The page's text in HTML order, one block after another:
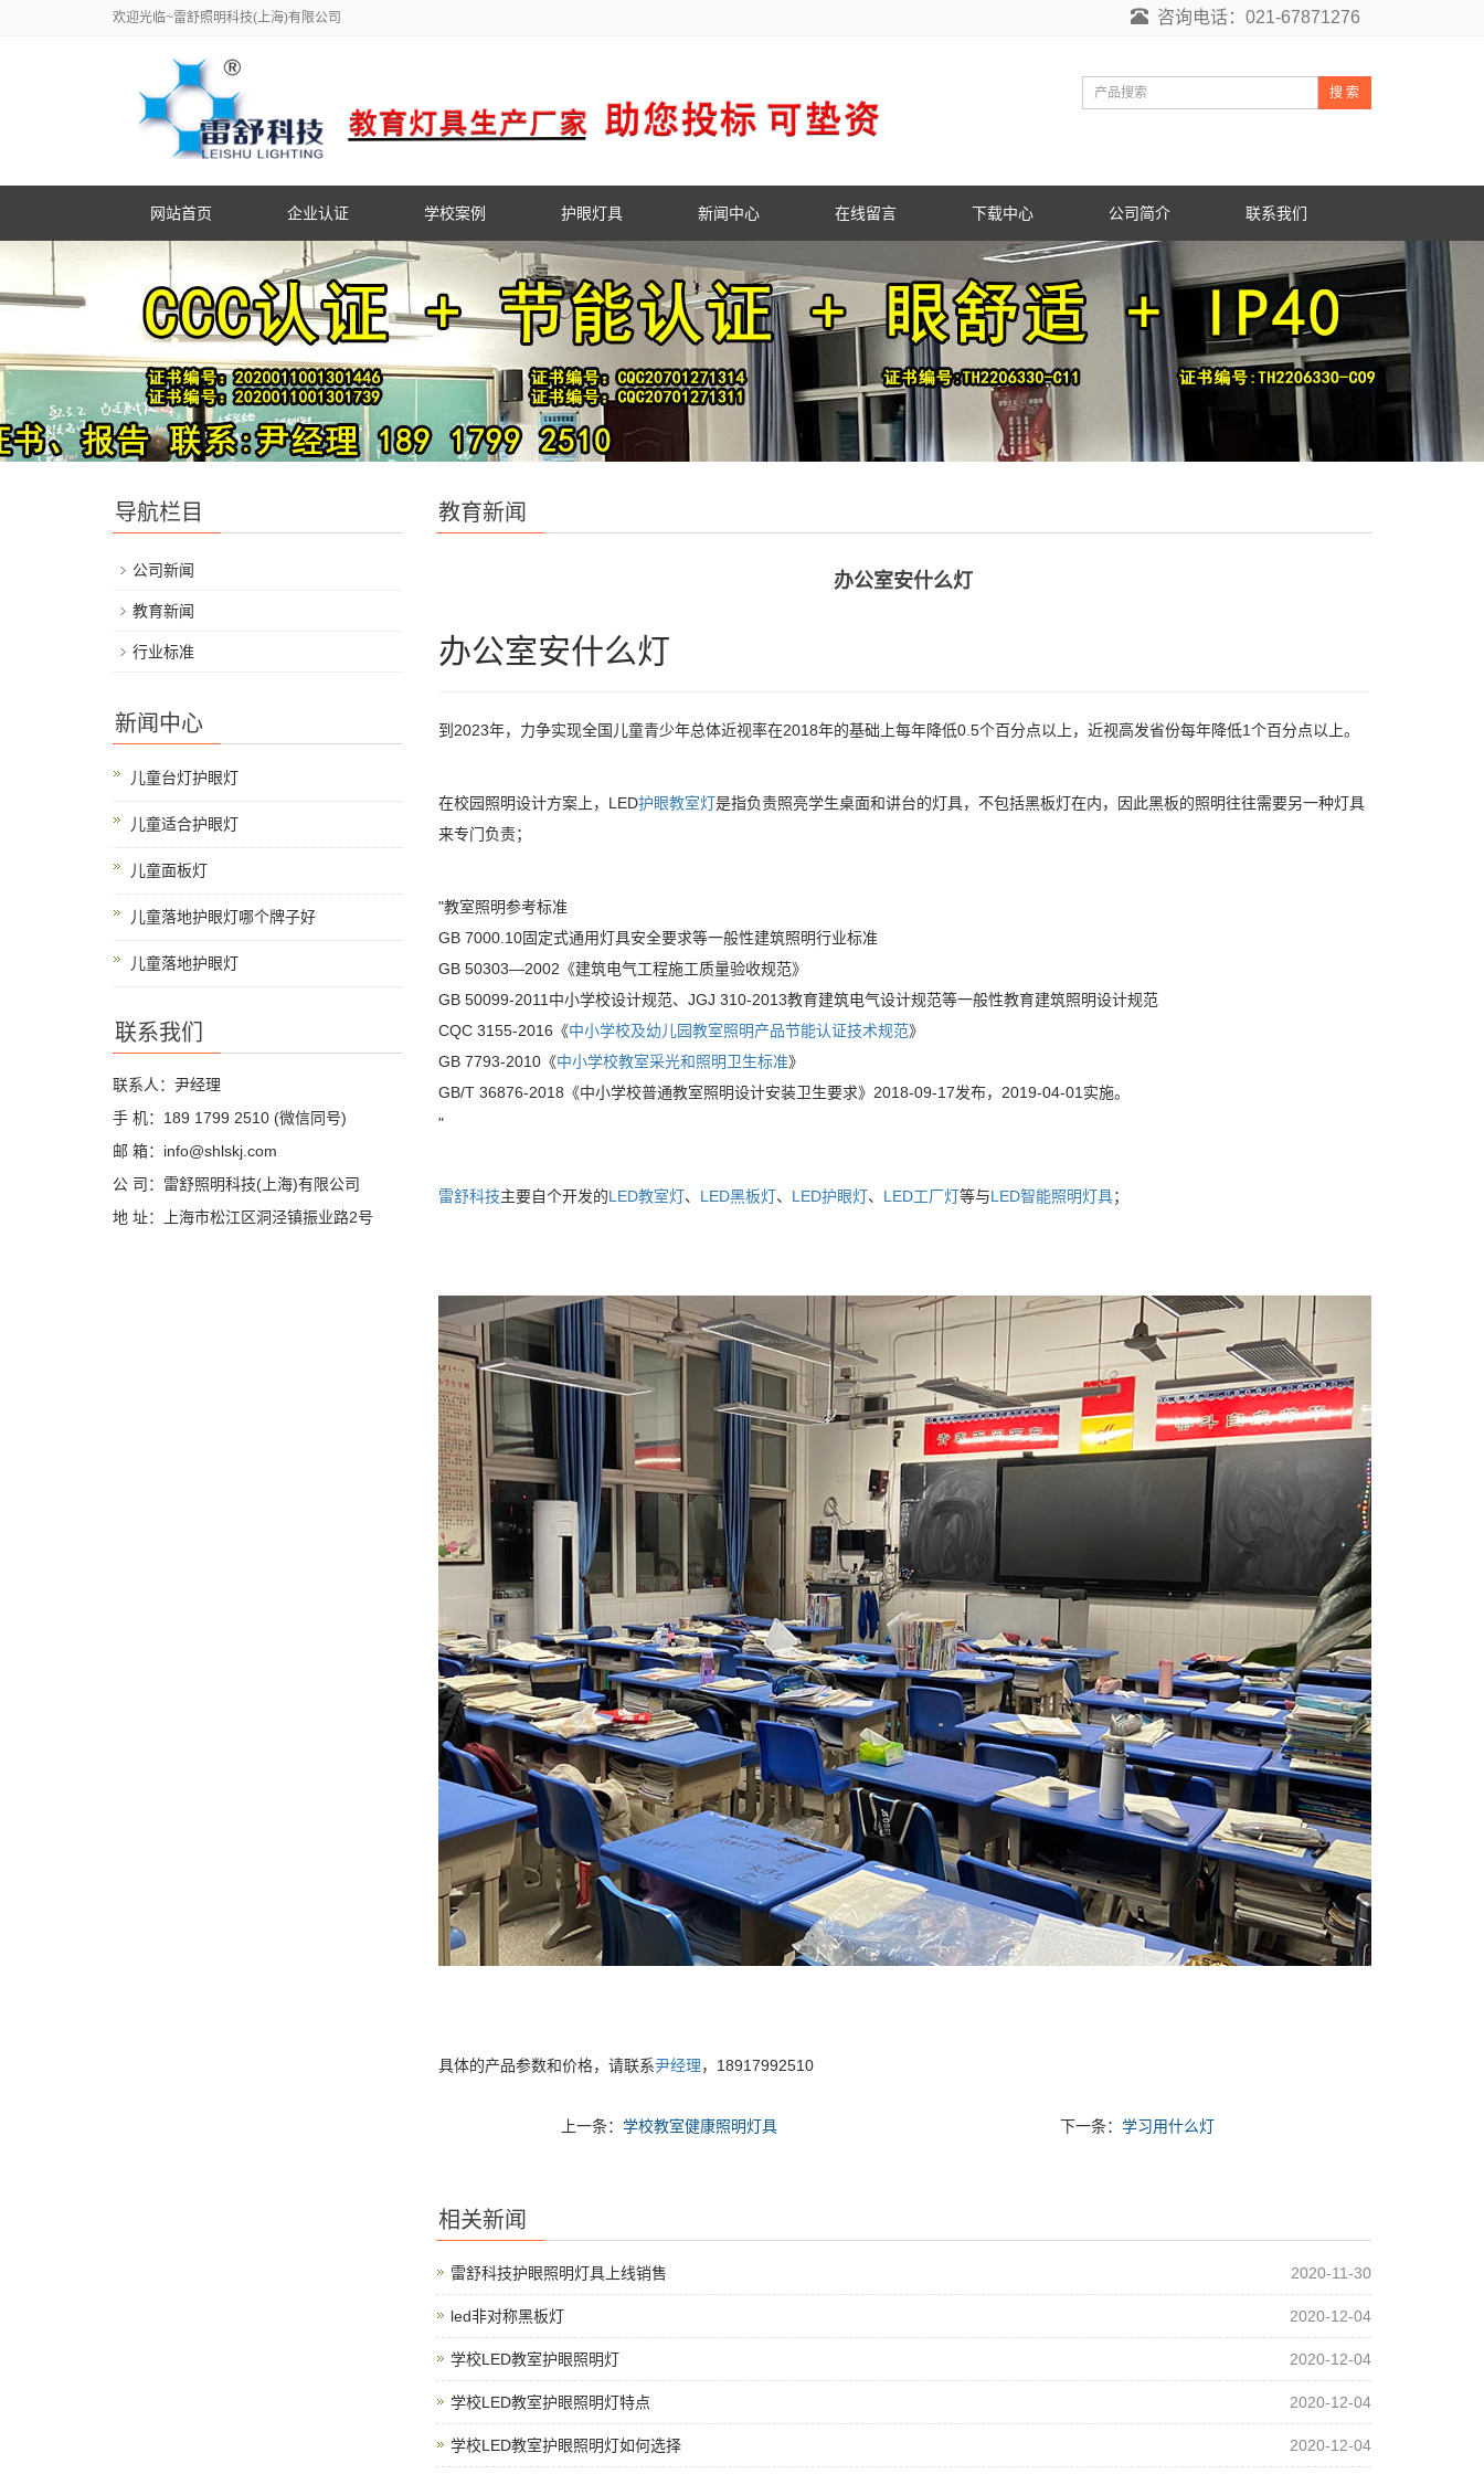
欢迎光临~雷舒照明科技(上海)有限公司 咨询电话：021-67871276
搜 索
网站首页 企业认证 学校案例 护眼灯具 新闻中心 在线留言 下载中心 公司简介 联系我们
教育新闻
办公室安什么灯
办公室安什么灯
到2023年，力争实现全国儿童青少年总体近视率在2018年的基础上每年降低0.5个百分点以上，近视高发省份每年降低1个百分点以上。
在校园照明设计方案上，LED护眼教室灯是指负责照亮学生桌面和讲台的灯具，不包括黑板灯在内，因此黑板的照明往往需要另一种灯具
来专门负责；
"教室照明参考标准
GB 7000.10固定式通用灯具安全要求等一般性建筑照明行业标准
GB 50303—2002《建筑电气工程施工质量验收规范》
GB 50099-2011中小学校设计规范、JGJ 310-2013教育建筑电气设计规范等一般性教育建筑照明设计规范
CQC 3155-2016《中小学校及幼儿园教室照明产品节能认证技术规范》
GB 7793-2010《中小学校教室采光和照明卫生标准》
GB/T 36876-2018《中小学校普通教室照明设计安装卫生要求》2018-09-17发布，2019-04-01实施。
"
雷舒科技主要自个开发的LED教室灯、 LED黑板灯、 LED护眼灯、 LED工厂灯等与LED智能照明灯具；
具体的产品参数和价格，请联系尹经理，18917992510
上一条：学校教室健康照明灯具 下一条：学习用什么灯
相关新闻
雷舒科技护眼照明灯具上线销售 2020-11-30
led非对称黑板灯 2020-12-04
学校LED教室护眼照明灯 2020-12-04
学校LED教室护眼照明灯特点 2020-12-04
学校LED教室护眼照明灯如何选择 2020-12-04
导航栏目
公司新闻
教育新闻
行业标准
新闻中心
儿童台灯护眼灯
儿童适合护眼灯
儿童面板灯
儿童落地护眼灯哪个牌子好
儿童落地护眼灯
联系我们
联系人：尹经理
手 机：189 1799 2510 (微信同号)
邮 箱：info@shlskj.com
公 司：雷舒照明科技(上海)有限公司
地 址：上海市松江区洞泾镇振业路2号